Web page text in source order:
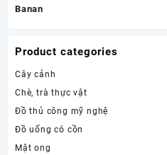
Product categories
Cây cảnh
Chè, trà thực vật
Đồ thủ công mỹ nghệ
Đồ uống có cồn
Mật ong